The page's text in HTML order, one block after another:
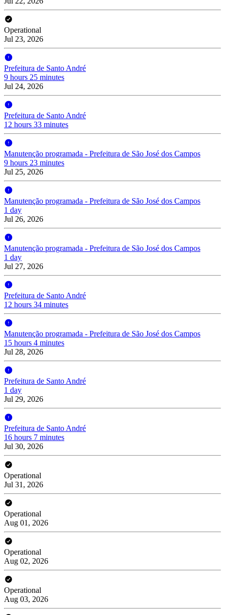
Operational
Jul 23, 2026
Prefeitura de Santo André
9 hours 25 minutes
Jul 24, 2026
Prefeitura de Santo André
12 hours 33 minutes
Manutenção programada - Prefeitura de São José dos Campos
9 hours 23 minutes
Jul 25, 2026
Manutenção programada - Prefeitura de São José dos Campos
1 day
Jul 26, 2026
Manutenção programada - Prefeitura de São José dos Campos
1 day
Jul 27, 2026
Prefeitura de Santo André
12 hours 34 minutes
Manutenção programada - Prefeitura de São José dos Campos
15 hours 4 minutes
Jul 28, 2026
Prefeitura de Santo André
1 day
Jul 29, 2026
Prefeitura de Santo André
16 hours 7 minutes
Jul 30, 2026
Operational
Jul 31, 2026
Operational
Aug 01, 2026
Operational
Aug 02, 2026
Operational
Aug 03, 2026